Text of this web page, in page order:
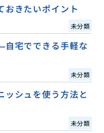
おきたいポイント
未分類
宅でできる手軽な
未分類
ッシュを使う方法と
未分類